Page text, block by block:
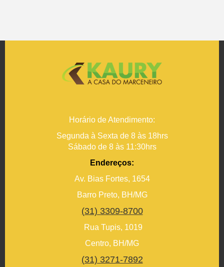
Horário de Atendimento:
Segunda à Sexta de 8 às 18hrs
Sábado de 8 às 11:30hrs
Endereços:
Av. Bias Fortes, 1654
Barro Preto, BH/MG
(31) 3309-8700
Rua Tupis, 1019
Centro, BH/MG
(31) 3271-7892